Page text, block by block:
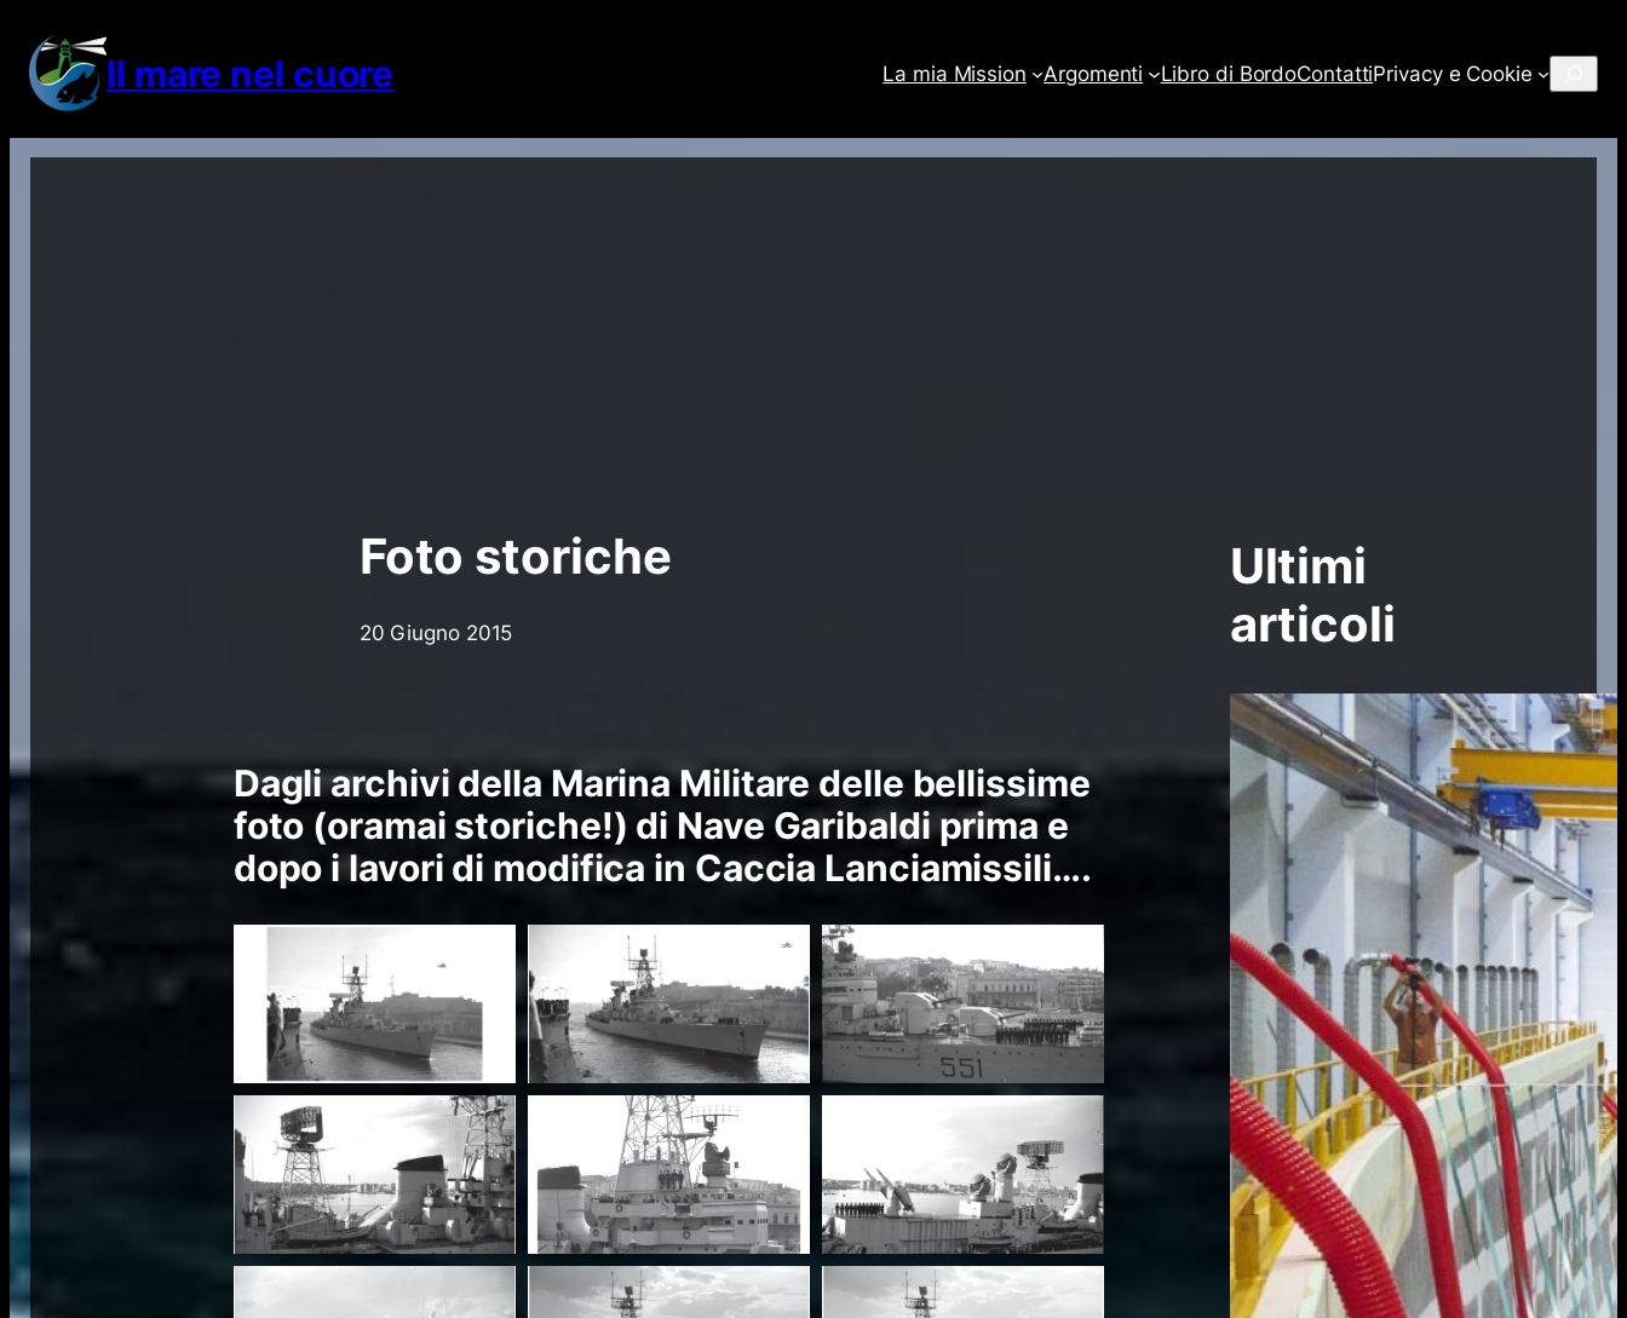
contenuto Il mare nel cuore La mia Mission Argomenti Libro di BordoContattiPrivacy e Cookie
Foto storiche
20 Giugno 2015
Dagli archivi della Marina Militare delle bellissime
foto (oramai storiche!) di Nave Garibaldi prima e
dopo i lavori di modifica in Caccia Lanciamissili….
Ultimi
articoli